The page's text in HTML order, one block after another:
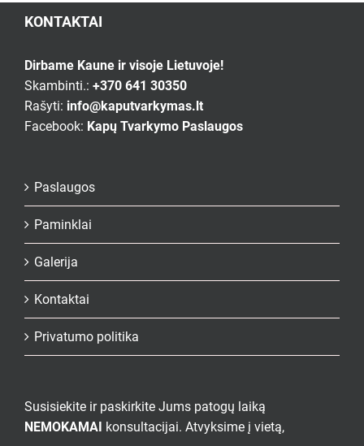
KONTAKTAI
Dirbame Kaune ir visoje Lietuvoje!
Skambinti.: +370 641 30350
Rašyti: info@kaputvarkymas.lt
Facebook: Kapų Tvarkymo Paslaugos
Paslaugos
Paminklai
Galerija
Kontaktai
Privatumo politika
Susisiekite ir paskirkite Jums patogų laiką
NEMOKAMAI konsultacijai. Atvyksime į vietą,